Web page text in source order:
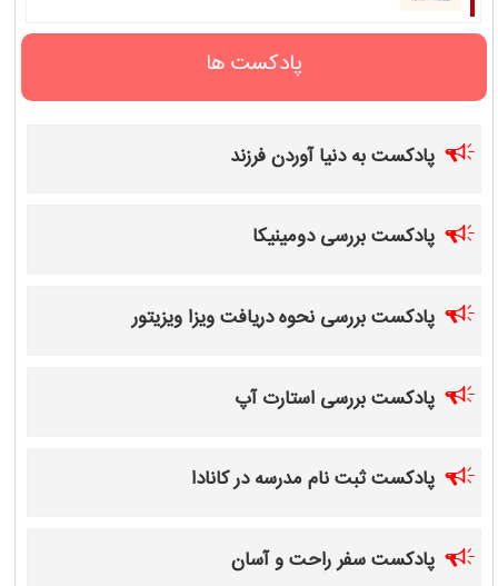
پادکست ها
پادکست به دنیا آوردن فرزند
پادکست بررسی دومینیکا
پادکست بررسی نحوه دریافت ویزا ویزیتور
پادکست بررسی استارت آپ
پادکست ثبت نام مدرسه در کانادا
پادکست سفر راحت و آسان